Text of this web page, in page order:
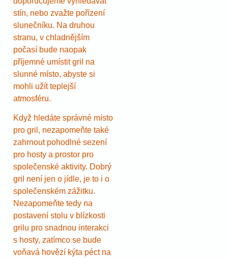
stín, nebo zvažte pořízení
slunečníku. Na druhou
stranu, v chladnějším
počasí bude naopak
příjemné umístit gril na
slunné místo, abyste si
mohli užít teplejší
atmosféru.
Když hledáte správné místo
pro gril, nezapomeňte také
zahrnout pohodlné sezení
pro hosty a prostor pro
společenské aktivity. Dobrý
gril není jen o jídle, je to i o
společenském zážitku.
Nezapomeňte tedy na
postavení stolu v blízkosti
grilu pro snadnou interakci
s hosty, zatímco se bude
voňavá hovězí kýta péct na